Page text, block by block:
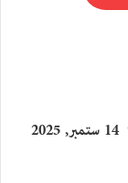
14 ستمبر, 2025